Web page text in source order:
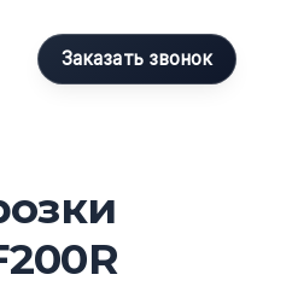
Заказать звонок